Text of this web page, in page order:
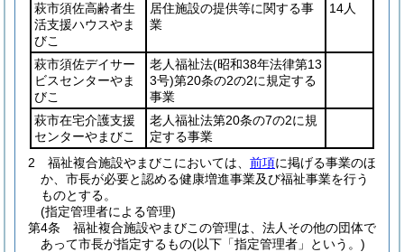
萩市須佐高齢者生
活支援ハウスやま
びこ
居住施設の提供等に関する事
業
14人
萩市須佐デイサー
ビスセンターやま
びこ
老人福祉法(昭和38年法律第13
3号)第20条の2の2に規定する
事業
萩市在宅介護支援
センターやまびこ
老人福祉法第20条の7の2に規
定する事業
2
福祉複合施設やまびこにおいては、 前項に掲げる事業のほ
か、市長が必要と認める健康増進事業及び福祉事業を行う
ものとする。
(指定管理者による管理)
第4条
福祉複合施設やまびこの管理は、法人その他の団体で
あって市長が指定するもの(以下「指定管理者」という。)